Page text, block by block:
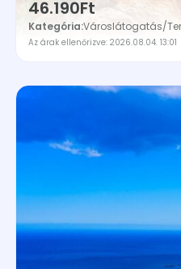
46.190Ft
Kategória:Városlátogatás/
Az árak ellenőrizve: 2026.08.04. 13:01